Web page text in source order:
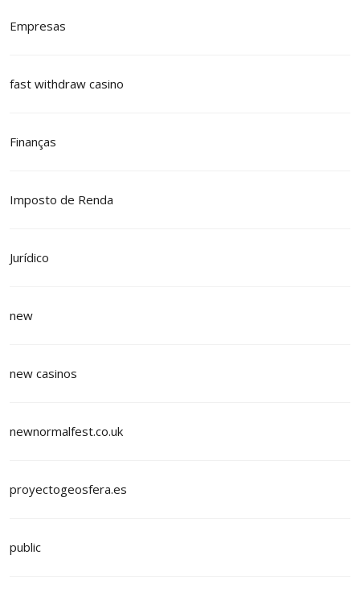
Empresas
fast withdraw casino
Finanças
Imposto de Renda
Jurídico
new
new casinos
newnormalfest.co.uk
proyectogeosfera.es
public